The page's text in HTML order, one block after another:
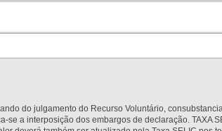
do julgamento do Recurso Voluntário,
a interposição dos embargos de declaração. TAXA